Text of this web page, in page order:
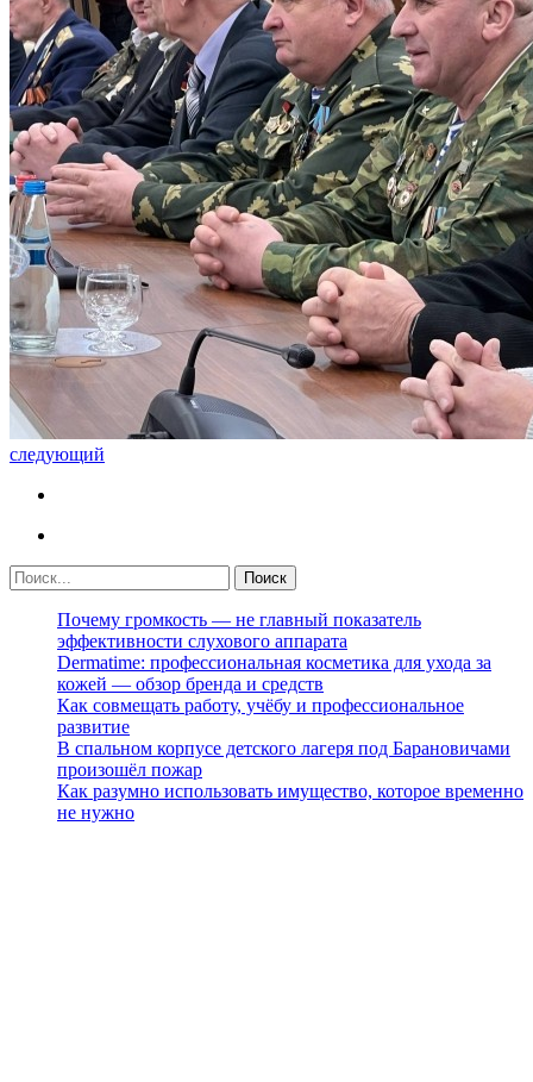
следующий
Почему громкость — не главный показатель
эффективности слухового аппарата
Dermatime: профессиональная косметика для ухода за
кожей — обзор бренда и средств
Как совмещать работу, учёбу и профессиональное
развитие
В спальном корпусе детского лагеря под Барановичами
произошёл пожар
Как разумно использовать имущество, которое временно
не нужно